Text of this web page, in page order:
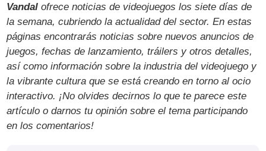
Vandal ofrece noticias de videojuegos los siete días de
la semana, cubriendo la actualidad del sector. En estas
páginas encontrarás noticias sobre nuevos anuncios de
juegos, fechas de lanzamiento, tráilers y otros detalles,
así como información sobre la industria del videojuego y
la vibrante cultura que se está creando en torno al ocio
interactivo. ¡No olvides decirnos lo que te parece este
artículo o darnos tu opinión sobre el tema participando
en los comentarios!